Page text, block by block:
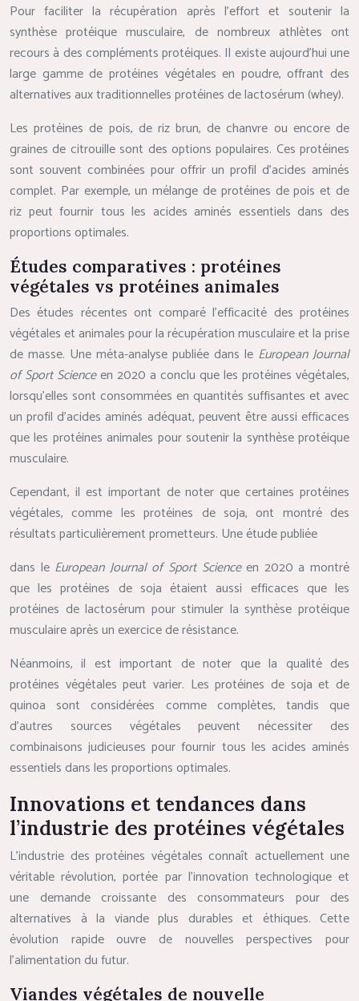
Pour faciliter la récupération après l’effort et soutenir la
synthèse protéique musculaire, de nombreux athlètes ont
recours à des compléments protéiques. Il existe aujourd’hui une
large gamme de protéines végétales en poudre, offrant des
alternatives aux traditionnelles protéines de lactosérum (whey).
Les protéines de pois, de riz brun, de chanvre ou encore de
graines de citrouille sont des options populaires. Ces protéines
sont souvent combinées pour offrir un profil d’acides aminés
complet. Par exemple, un mélange de protéines de pois et de
riz peut fournir tous les acides aminés essentiels dans des
proportions optimales.
Études comparatives : protéines
végétales vs protéines animales
Des études récentes ont comparé l’efficacité des protéines
végétales et animales pour la récupération musculaire et la prise
de masse. Une méta-analyse publiée dans le European Journal
of Sport Scienceen 2020 a conclu que les protéines végétales,
lorsqu’elles sont consommées en quantités suffisantes et avec
un profil d’acides aminés adéquat, peuvent être aussi efficaces
que les protéines animales pour soutenir la synthèse protéique
musculaire.
Cependant, il est important de noter que certaines protéines
végétales, comme les protéines de soja, ont montré des
résultats particulièrement prometteurs. Une étude publiée
dans le European Journal of Sport Scienceen 2020 a montré
que les protéines de soja étaient aussi efficaces que les
protéines de lactosérum pour stimuler la synthèse protéique
musculaire après un exercice de résistance.
Néanmoins, il est important de noter que la qualité des
protéines végétales peut varier. Les protéines de soja et de
quinoa sont considérées comme complètes, tandis que
d’autres sources végétales peuvent nécessiter des
combinaisons judicieuses pour fournir tous les acides aminés
essentiels dans les proportions optimales.
Innovations et tendances dans
l’industrie des protéines végétales
L’industrie des protéines végétales connaît actuellement une
véritable révolution, portée par l’innovation technologique et
une demande croissante des consommateurs pour des
alternatives à la viande plus durables et éthiques. Cette
évolution rapide ouvre de nouvelles perspectives pour
l’alimentation du futur.
Viandes végétales de nouvelle